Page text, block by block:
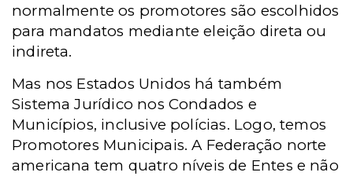
normalmente os promotores são escolhidos
para mandatos mediante eleição direta ou
indireta.
Mas nos Estados Unidos há também
Sistema Jurídico nos Condados e
Municípios, inclusive polícias. Logo, temos
Promotores Municipais. A Federação norte
americana tem quatro níveis de Entes e não